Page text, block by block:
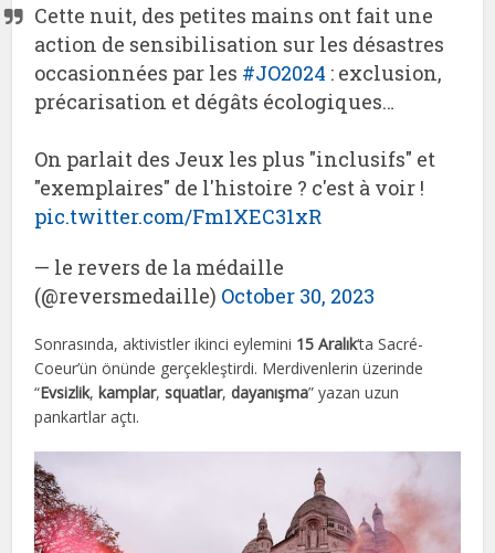
Cette nuit, des petites mains ont fait une
action de sensibilisation sur les désastres
occasionnées par les #JO2024 : exclusion,
précarisation et dégâts écologiques…
On parlait des Jeux les plus "inclusifs" et
"exemplaires" de l'histoire ? c'est à voir !
pic.twitter.com/Fm1XEC31xR
— le revers de la médaille
(@reversmedaille) October 30, 2023
Sonrasında, aktivistler ikinci eylemini 15 Aralık‘ta Sacré-
Coeur’ün önünde gerçekleştirdi. Merdivenlerin üzerinde
“Evsizlik,kamplar,squatlar,dayanışma” yazan uzun
pankartlar açtı.